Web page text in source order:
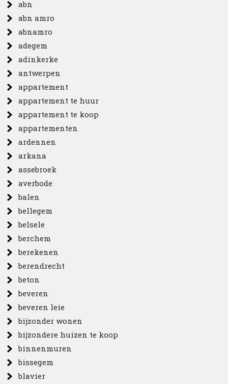
abn
abn amro
abnamro
adegem
adinkerke
antwerpen
appartement
appartement te huur
appartement te koop
appartementen
ardennen
arkana
assebroek
averbode
balen
bellegem
belsele
berchem
berekenen
berendrecht
beton
beveren
beveren leie
bijzonder wonen
bijzondere huizen te koop
binnenmuren
bissegem
blavier